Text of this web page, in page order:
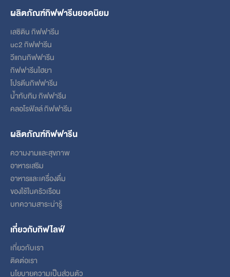
ผลิตภัณฑ์กิฟฟารีนยอดนิยม
เลซิติน กิฟฟารีน
uc2 กิฟฟารีน
วีแกนกิฟฟารีน
กิฟฟารีนไฮยา
โปรตีนกิฟฟารีน
น้ำทับทิม กิฟฟารีน
คลอโรฟิลล์ กิฟฟารีน
ผลิตภัณฑ์กิฟฟารีน
ความงามและสุขภาพ
อาหารเสริม
อาหารและเครื่องดื่ม
ของใช้ในครัวเรือน
บทความสาระน่ารู้
เกี่ยวกับกิฟไลฟ์
เกี่ยวกับเรา
ติดต่อเรา
นโยบายความเป็นส่วนตัว